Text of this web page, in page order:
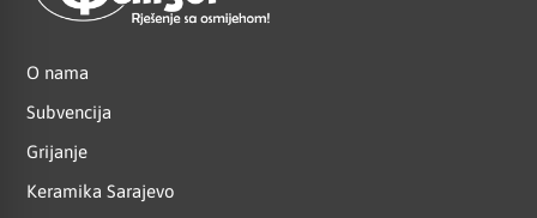
O nama
Subvencija
Grijanje
Keramika Sarajevo